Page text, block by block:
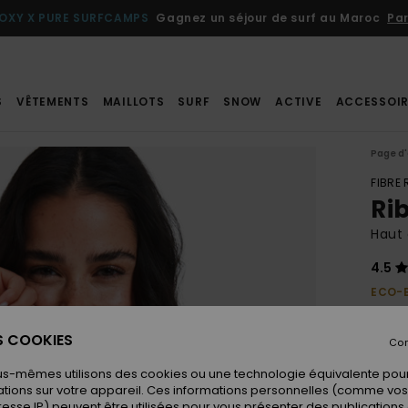
X PURE SURFCAMPS Gagnez un séjour de surf au Maroc
VÊTEMENTS MAILLOTS SURF SNOW ACTIVE
Page
FIBRE
Haut
4.5
ECO-
COOKIES
mêmes utilisons des cookies ou une technologie équivalente
sur votre appareil. Ces informations personnelles (comme